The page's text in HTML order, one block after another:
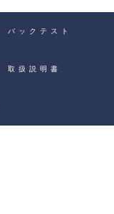
バックテスト
取扱説明書